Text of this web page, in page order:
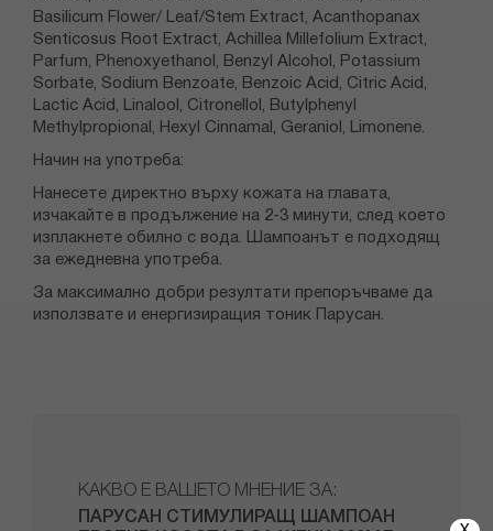
Basilicum Flower/ Leaf/Stem Extract, Acanthopanax
Senticosus Root Extract, Achillea Millefolium Extract,
Parfum, Phenoxyethanol, Benzyl Alcohol, Potassium
Sorbate, Sodium Benzoate, Benzoic Acid, Citric Acid,
Lactic Acid, Linalool, Citronellol, Butylphenyl
Methylpropional, Hexyl Cinnamal, Geraniol, Limonene.
Начин на употреба:
Нанесете директно върху кожата на главата,
изчакайте в продължение на 2-3 минути, след което
изплакнете обилно с вода. Шампоанът е подходящ
за ежедневна употреба.
За максимално добри резултати препоръчваме да
използвате и енергизиращия тоник Парусан.
КАКВО Е ВАШЕТО МНЕНИЕ ЗА:
ПАРУСАН СТИМУЛИРАЩ ШАМПОАН